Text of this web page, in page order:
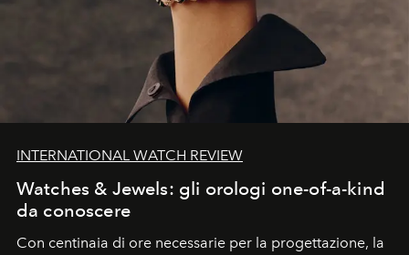
INTERNATIONAL WATCH REVIEW
Watches & Jewels: gli orologi one-of-a-kind
da conoscere
Con centinaia di ore necessarie per la progettazione, la